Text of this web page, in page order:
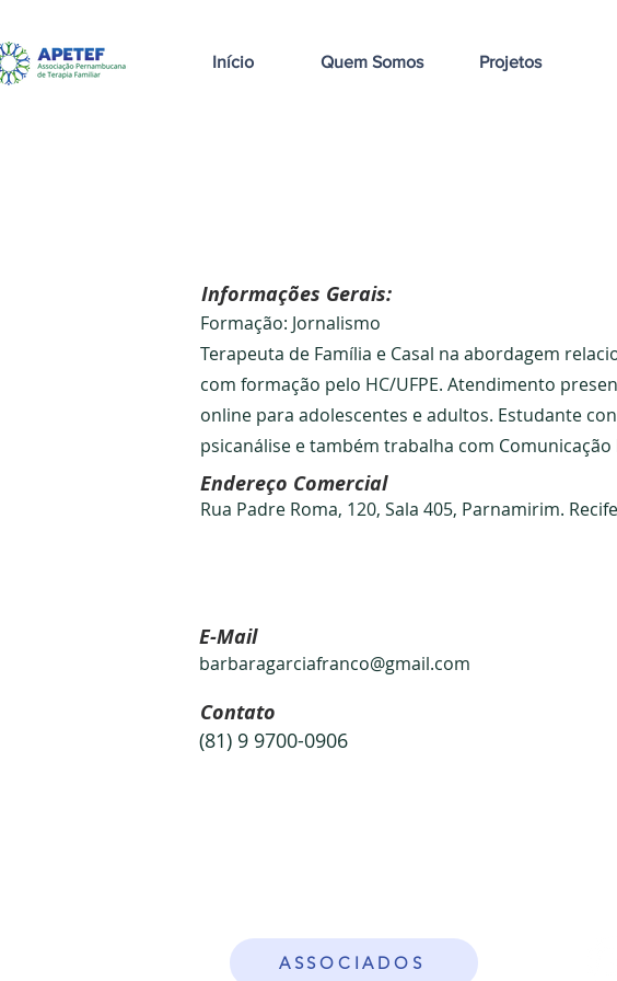
Início Quem Somos Projetos
Informações Gerais:
Formação: Jornalismo
Terapeuta de Família e Casal na abordagem
com formação pelo HC/UFPE. Atendimento
online para adolescentes e adultos. Estudante
psicanálise e também trabalha com Comunicação
Endereço Comercial
Rua Padre Roma, 120, Sala 405, Parnamirim.
E-Mail
barbaragarciafranco@gmail.com
Contato
(81) 9 9700-0906
ASSOCIADOS